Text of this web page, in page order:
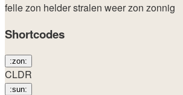
felle zon helderstralen weerzon zonnig
Shortcodes
:zon:
CLDR
:sun: